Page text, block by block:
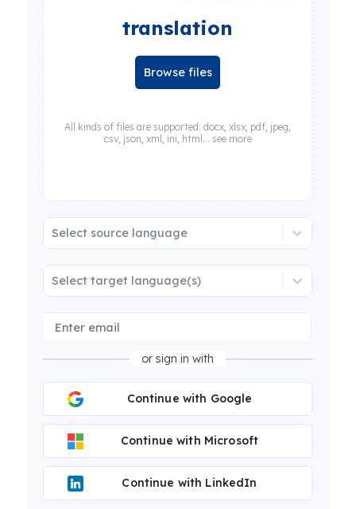
translation
Browse files
All kinds of files are supported: docx, xlsx, pdf, jpeg,
csv, json, xml, ini, html... see more
Select source language
Select target language(s)
or sign in with
Continue with Google
Continue with Microsoft
Continue with LinkedIn